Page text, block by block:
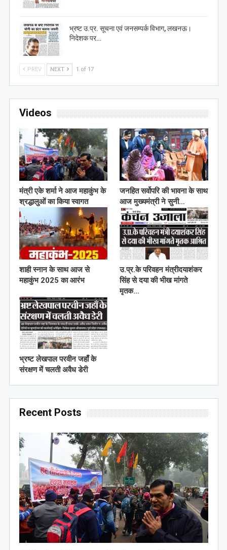
भ्रष्ट उ.प्र. सूचना एवं जनसम्पर्क विभाग, लखनऊ।
निदेशक पर…
PREV NEXT 1 of 17
Videos
मंत्री एके शर्मा ने आज महाकुंभ के
श्रद्धालुओं का किया स्वागत
जनहित सर्वोपरि की भावना के साथ
आज मुख्यमंत्री ने सुनी…
शाही स्नान के साथ आज से
महाकुंभ 2025 का आरंभ
उ.प्र.के परिवहन मंत्रीदयाशंकर
सिंह से दया की भीख मांगते
मृतक…
भ्रष्ट लेखपाल परवीन जहाँ के
संरक्षण में चलती अवैध डेरी
Recent Posts